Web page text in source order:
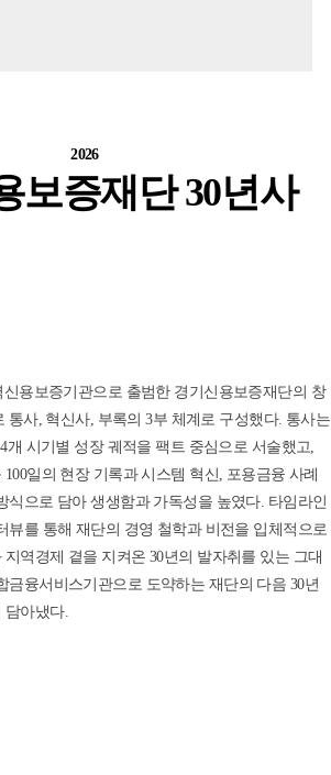
2026
보증재단 30년사
신용보증기관으로 출범한 경기신용보증재단의 창
통사, 혁신사, 부록의 3부 체계로 구성했다. 통사는
개 시기별 성장 궤적을 팩트 중심으로 서술했고,
일의 현장 기록과 시스템 혁신, 포용금융 사례
식으로 담아 생생함과 가독성을 높였다. 타임라인
뷰를 통해 재단의 경영 철학과 비전을 입체적으로
역경제 곁을 지켜온 30년의 발자취를 있는 그대
금융서비스기관으로 도약하는 재단의 다음 30년
아냈다.